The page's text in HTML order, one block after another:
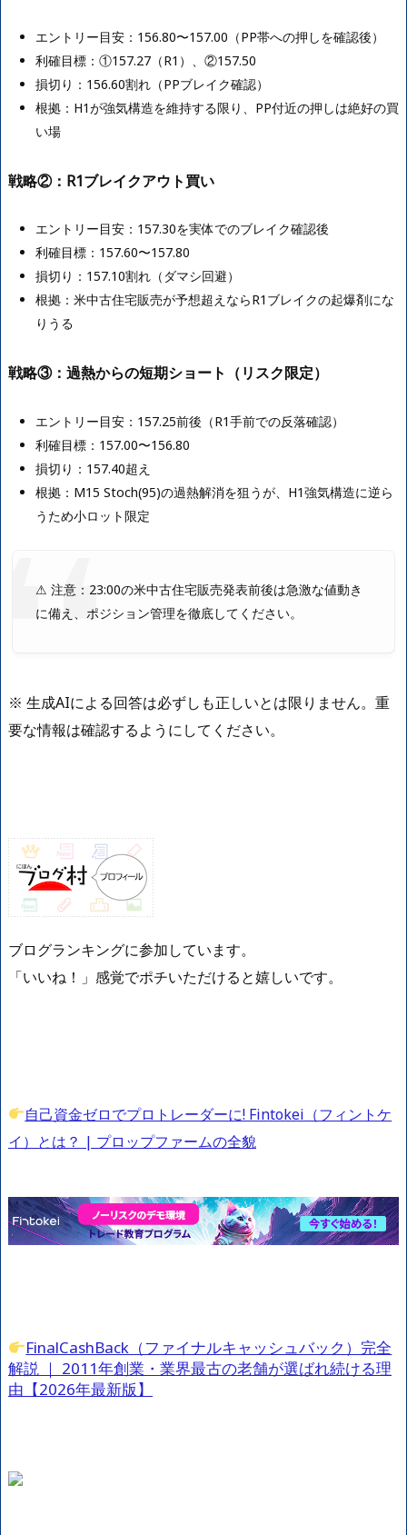
エントリー目安：156.80〜157.00（PP帯への押しを確認後）
利確目標：①157.27（R1）、②157.50
損切り：156.60割れ（PPブレイク確認）
根拠：H1が強気構造を維持する限り、PP付近の押しは絶好の買
い場
戦略②：R1ブレイクアウト買い
エントリー目安：157.30を実体でのブレイク確認後
利確目標：157.60〜157.80
損切り：157.10割れ（ダマシ回避）
根拠：米中古住宅販売が予想超えならR1ブレイクの起爆剤にな
りうる
戦略③：過熱からの短期ショート（リスク限定）
エントリー目安：157.25前後（R1手前での反落確認）
利確目標：157.00〜156.80
損切り：157.40超え
根拠：M15 Stoch(95)の過熱解消を狙うが、H1強気構造に逆ら
うため小ロット限定
⚠ 注意：23:00の米中古住宅販売発表前後は急激な値動き
に備え、ポジション管理を徹底してください。
※ 生成AIによる回答は必ずしも正しいとは限りません。重
要な情報は確認するようにしてください。
ブログランキングに参加しています。
「いいね！」感覚でポチいただけると嬉しいです。
自己資金ゼロでプロトレーダーに! Fintokei（フィントケ
イ）とは？ | プロップファームの全貌
FinalCashBack（ファイナルキャッシュバック）完全
解説 ｜ 2011年創業・業界最古の老舗が選ばれ続ける理
由【2026年最新版】